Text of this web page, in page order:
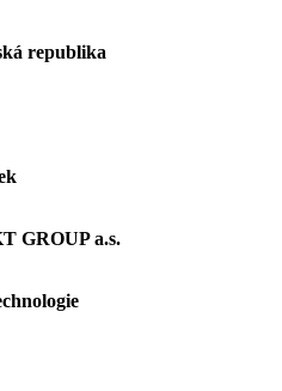
republika
GROUP a.s.